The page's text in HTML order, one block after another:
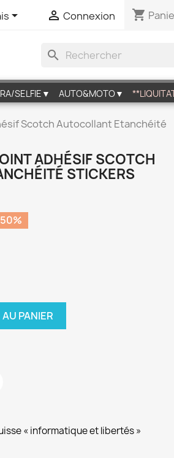
  Connexion shopping_cart
search
SELFIE▼ AUTO&MOTO▼
Scotch Autocollant Etanchéité
ADHÉSIF SCOTCH
STICKERS
PANIER
« informatique et libertés »